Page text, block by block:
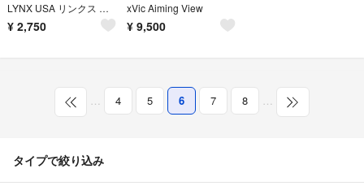
LYNX USA リンクス セットアップ スウェット ロゴ刺繍 半袖 ショーツ
¥ 2,750
xVic Aiming View
¥ 9,500
… 4 5 6 7 8 …
タイプで絞り込み